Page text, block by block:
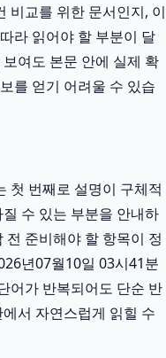
비교를 위한 문서인지, 이
라 읽어야 할 부분이 달
여도 본문 안에 실제 확
를 얻기 어려울 수 있습
첫 번째로 설명이 구체적
수 있는 부분을 안내하
준비해야 할 항목이 정
년07월10일 03시41분
어가 반복되어도 단순 반
서 자연스럽게 읽힐 수